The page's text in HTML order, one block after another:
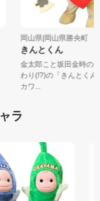
岡山県|岡山県勝央町
きんとくん
金太郎こと坂田金時
わり(!?)の「きんとく
カワ...
ラ